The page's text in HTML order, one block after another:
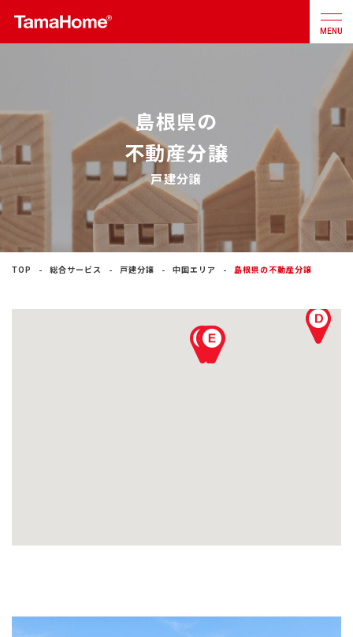
注文住宅
戸建分譲
リフォーム
MENU
島根県の
不動産分譲
戸建分譲
TOP 総合サービス 戸建分譲 中国エリア 島根県の不動産分譲